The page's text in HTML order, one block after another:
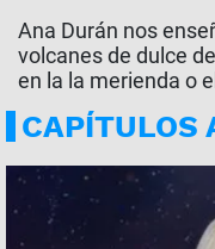
Ana Durán nos
volcanes de dulce
en la la merienda o
CAPÍTULOS